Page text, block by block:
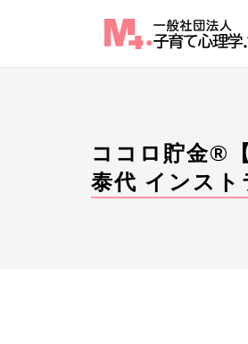
ココロ貯金®︎
泰代 インスト